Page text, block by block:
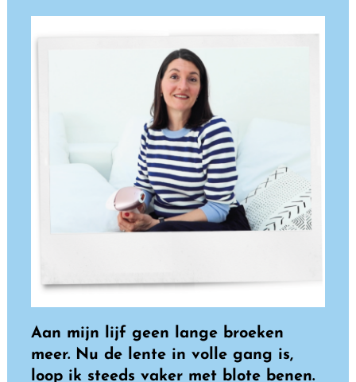
Aan mijn lijf geen lange broeken
meer. Nu de lente in volle gang is,
loop ik steeds vaker met blote benen.